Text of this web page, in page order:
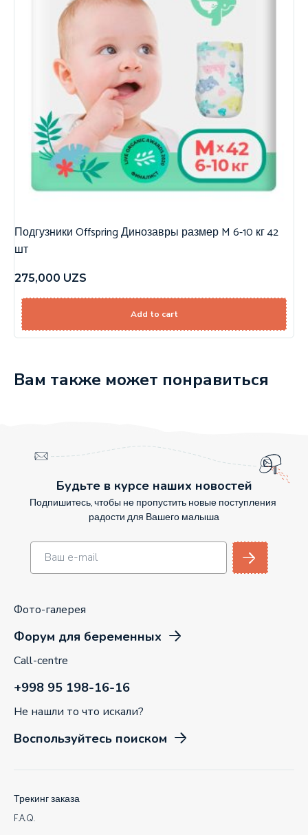
Подгузники Offspring Динозавры размер M 6-10 кг 42
шт
275,000 UZS
Add to cart
Вам также может понравиться
Будьте в курсе наших новостей
Подпишитесь, чтобы не пропустить новые поступления
радости для Вашего малыша
Фото-галерея
Форум для беременных
Call-centre
+998 95 198-16-16
Не нашли то что искали?
Воспользуйтесь поиском
Трекинг заказа
F.A.Q.